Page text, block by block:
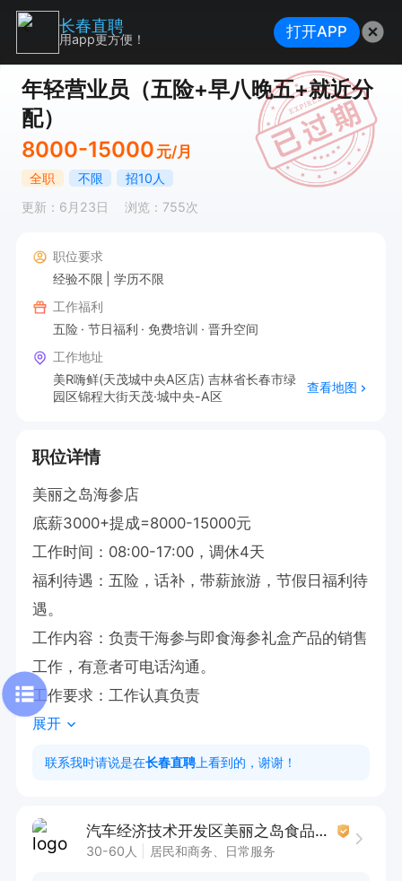
年轻营业员（五险+早八晚五+就近分
配）
8000-15000 元/月
全职 不限
招10人
更新：6月23日
浏览：755次
职位要求
经验不限
学历不限
工作福利
五险
节日福利 免费培训
晋升空间
工作地址
美R嗨鲜(天茂城中央A区店) 吉林省长春市绿
园区锦程大街天茂·城中央-A区
查看地图
职位详情
美丽之岛海参店
底薪3000+提成=8000-15000元
工作时间：08:00-17:00，调休4天
福利待遇：五险，话补，带薪旅游，节假日福利待
遇。
工作内容：负责干海参与即食海参礼盒产品的销售
工作，有意者可电话沟通。
工作要求：工作认真负责
展开
联系我时请说是在长春直聘 上看到的，谢谢！
汽车经济技术开发区美丽之岛食品经销中心
30-60人 居民和商务、日常服务
长春直聘
用app更方便！ 打开APP